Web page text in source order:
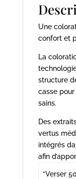
Une
confort et
La
structure
casse
sains.
Des
vertus
intégrés
afin
“Verser